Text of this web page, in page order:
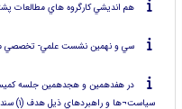
هم انديشي كارگروه هاي مطالعات پشتيبان
سي و نهمين نشست علمي- تخصصي
در هفدهمين و هجدهمين جلسه